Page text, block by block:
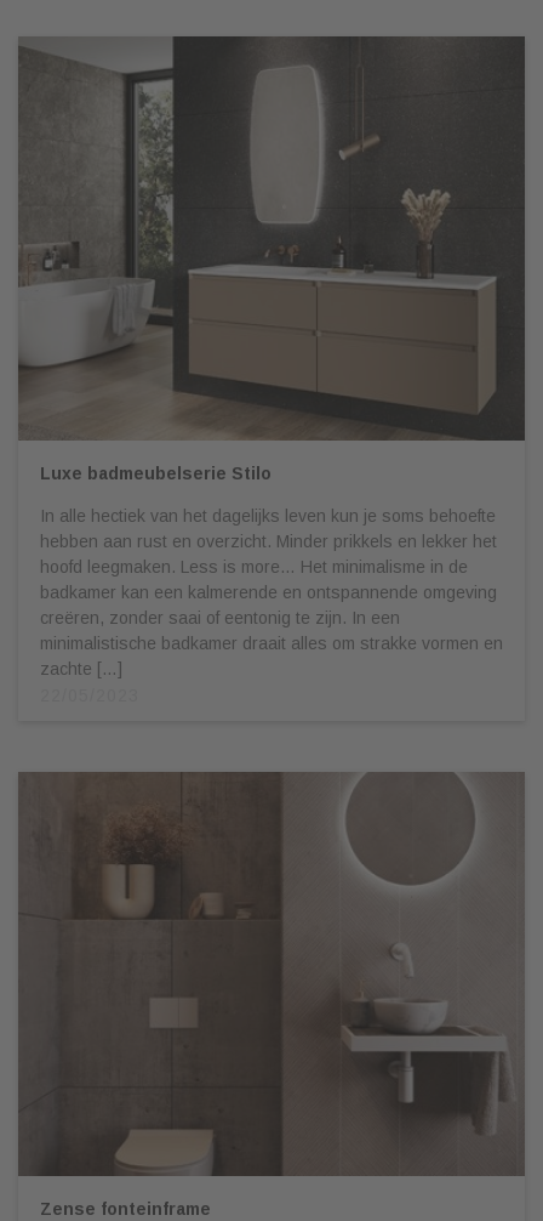
Luxe badmeubelserie Stilo
In alle hectiek van het dagelijks leven kun je soms behoefte
hebben aan rust en overzicht. Minder prikkels en lekker het
hoofd leegmaken. Less is more… Het minimalisme in de
badkamer kan een kalmerende en ontspannende omgeving
creëren, zonder saai of eentonig te zijn. In een
minimalistische badkamer draait alles om strakke vormen en
zachte […]
Zense fonteinframe